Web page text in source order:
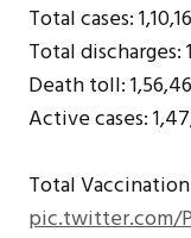
Total cases:
Total discharges:
Death toll:
Active cases:
Total
pic.twitter.com/